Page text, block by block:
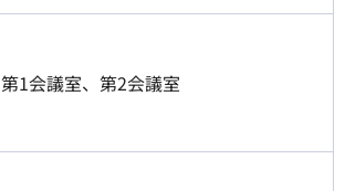
第1会議室、第2会議室